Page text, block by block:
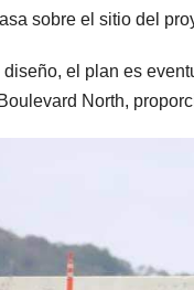
sobre el sitio del
el plan es
North,